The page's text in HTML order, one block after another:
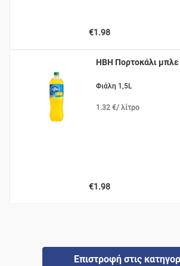
€1.98
ΗΒΗ Πορτοκάλι μπλε
Φιάλη 1,5L
1.32 €/ λίτρο
€1.98
Επιστροφή στις